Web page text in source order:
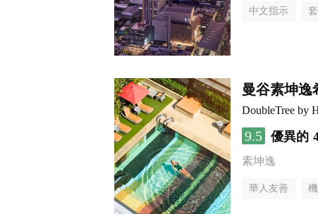
中文指示
曼谷素坤逸
DoubleTree by
9.5 優異的
素坤逸
華人友善